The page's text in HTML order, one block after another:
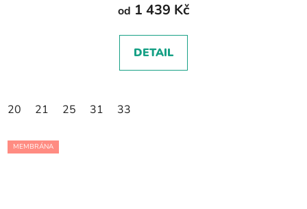
od 1 439 Kč
DETAIL
20 21 25 31 33
MEMBRÁNA